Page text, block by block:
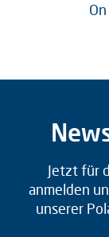
Jetzt für
anmelden
unserer